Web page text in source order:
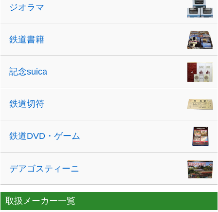
ジオラマ
鉄道書籍
記念suica
鉄道切符
鉄道DVD・ゲーム
デアゴスティーニ
取扱メーカー一覧